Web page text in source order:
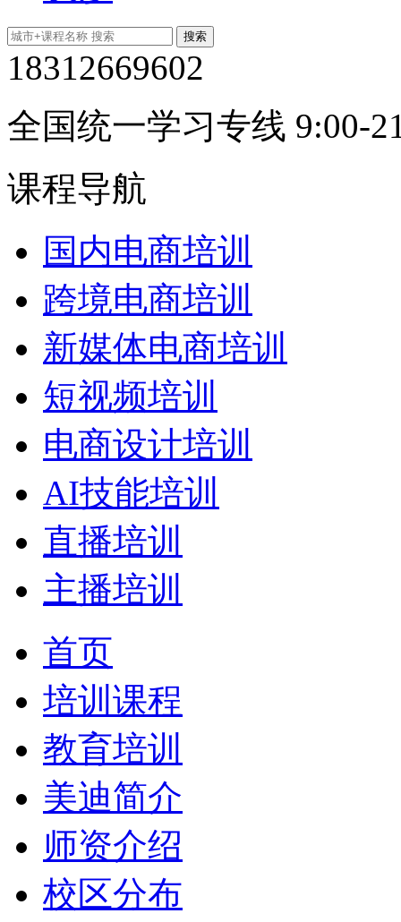
18312669602
全国统一学习专线 9:00-
课程导航
国内电商培训
跨境电商培训
新媒体电商培训
短视频培训
电商设计培训
AI技能培训
直播培训
主播培训
首页
培训课程
教育培训
美迪简介
师资介绍
校区分布